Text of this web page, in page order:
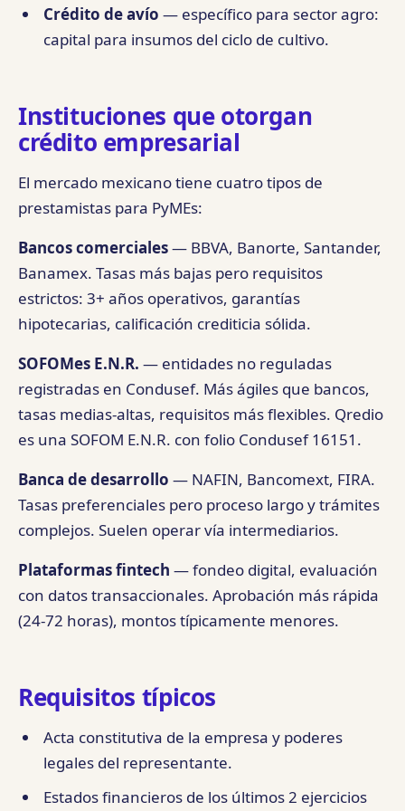
Crédito de avío — específico para sector agro:
capital para insumos del ciclo de cultivo.
Instituciones que otorgan
crédito empresarial
El mercado mexicano tiene cuatro tipos de
prestamistas para PyMEs:
Bancos comerciales— BBVA, Banorte, Santander,
Banamex. Tasas más bajas pero requisitos
estrictos: 3+ años operativos, garantías
hipotecarias, calificación crediticia sólida.
SOFOMes E.N.R. — entidades no reguladas
registradas en Condusef. Más ágiles que bancos,
tasas medias-altas, requisitos más flexibles. Qredio
es una SOFOM E.N.R. con folio Condusef 16151.
Banca de desarrollo — NAFIN, Bancomext, FIRA.
Tasas preferenciales pero proceso largo y trámites
complejos. Suelen operar vía intermediarios.
Plataformas fintech — fondeo digital, evaluación
con datos transaccionales. Aprobación más rápida
(24-72 horas), montos típicamente menores.
Requisitos típicos
Acta constitutiva de la empresa y poderes
legales del representante.
Estados financieros de los últimos 2 ejercicios